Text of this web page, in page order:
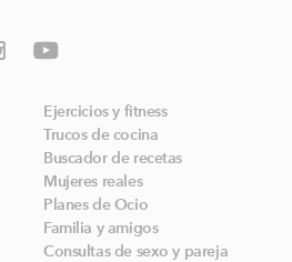
Ejercicios y fitness
Trucos de cocina
Buscador de recetas
Mujeres reales
Planes de Ocio
Familia y amigos
Consultas de sexo y pareja